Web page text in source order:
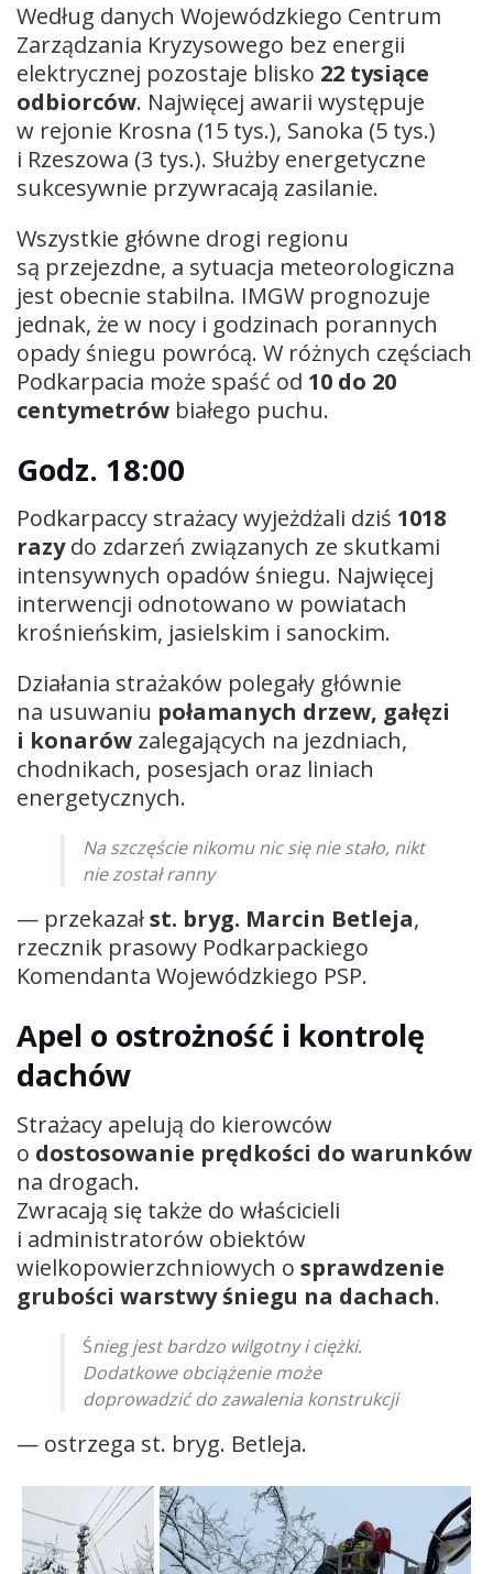
Według danych Wojewódzkiego Centrum
Zarządzania Kryzysowego bez energii
elektrycznej pozostaje blisko 22 tysiące
odbiorców. Najwięcej awarii występuje
w rejonie Krosna (15 tys.), Sanoka (5 tys.)
i Rzeszowa (3 tys.). Służby energetyczne
sukcesywnie przywracają zasilanie.
Wszystkie główne drogi regionu
są przejezdne, a sytuacja meteorologiczna
jest obecnie stabilna. IMGW prognozuje
jednak, że w nocy i godzinach porannych
opady śniegu powrócą. W różnych częściach
Podkarpacia może spaść od 10 do 20
centymetrów białego puchu.
Godz. 18:00
Podkarpaccy strażacy wyjeżdżali dziś 1018
razydo zdarzeń związanych ze skutkami
intensywnych opadów śniegu. Najwięcej
interwencji odnotowano w powiatach
krośnieńskim, jasielskim i sanockim.
Działania strażaków polegały głównie
na usuwaniu połamanych drzew, gałęzi
i konarów zalegających na jezdniach,
chodnikach, posesjach oraz liniach
energetycznych.
Na szczęście nikomu nic się nie stało, nikt
nie został ranny
— przekazałst. bryg. Marcin Betleja,
rzecznik prasowy Podkarpackiego
Komendanta Wojewódzkiego PSP.
Apel o ostrożność i kontrolę
dachów
Strażacy apelują do kierowców
o dostosowanie prędkości do warunków
na drogach.
Zwracają się także do właścicieli
i administratorów obiektów
wielkopowierzchniowych o sprawdzenie
grubości warstwy śniegu na dachach.
Śnieg jest bardzo wilgotny i ciężki.
Dodatkowe obciążenie może
doprowadzić do zawalenia konstrukcji
— ostrzega st. bryg. Betleja.